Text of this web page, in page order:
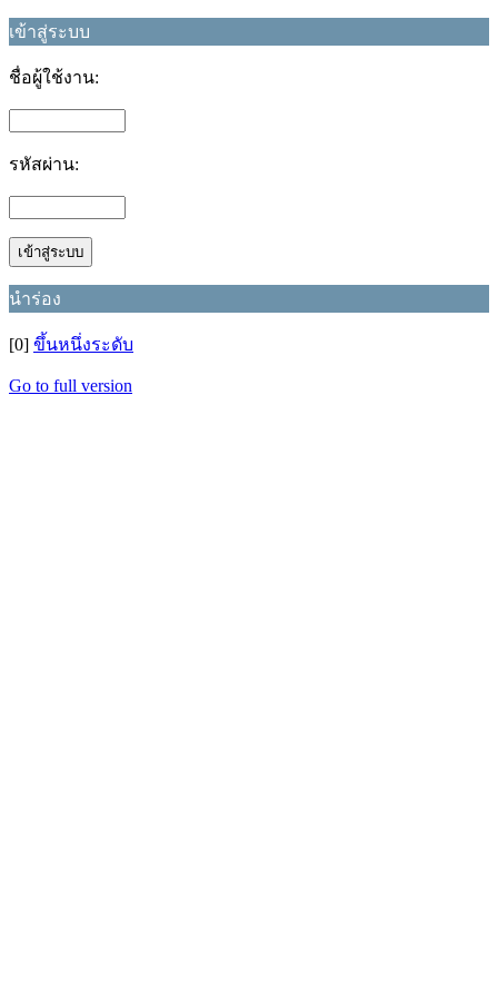
เข้าสู่ระบบ
ชื่อผู้ใช้งาน:
รหัสผ่าน:
นำร่อง
[0] ขึ้นหนึ่งระดับ
Go to full version